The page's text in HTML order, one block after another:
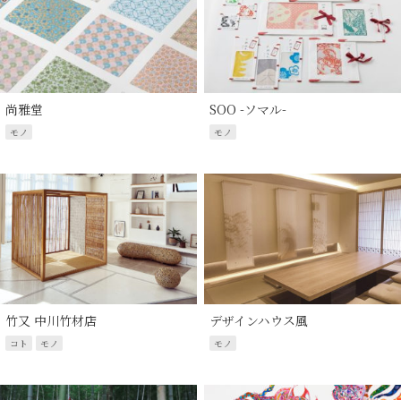
尚雅堂
モノ
SOO -ソマル-
モノ
竹又 中川竹材店
コト モノ
デザインハウス風
モノ